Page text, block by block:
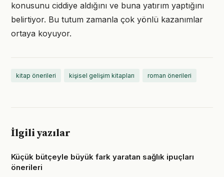
konusunu ciddiye aldığını ve buna yatırım yaptığını
belirtiyor. Bu tutum zamanla çok yönlü kazanımlar
ortaya koyuyor.
kitap önerileri kişisel gelişim kitapları roman önerileri
İlgili yazılar
Küçük bütçeyle büyük fark yaratan sağlık ipuçları
önerileri